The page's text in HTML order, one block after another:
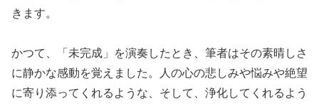
きます。
かつて、「未完成」を演奏したとき、筆者はその素晴しさ
に静かな感動を覚えました。人の心の悲しみや悩みや絶望
に寄り添ってくれるような、そして、浄化してくれるよう